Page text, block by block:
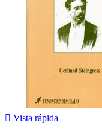
 Vista rápida